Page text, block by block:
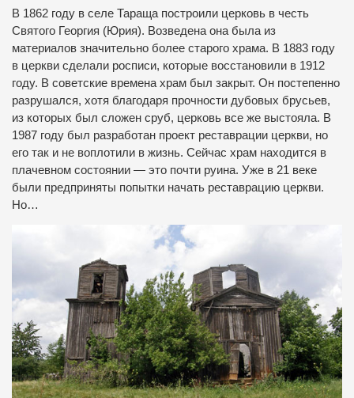
В 1862 году в селе Тараща построили церковь в честь
Святого Георгия (Юрия). Возведена она была из
материалов значительно более старого храма. В 1883 году
в церкви сделали росписи, которые восстановили в 1912
году. В советские времена храм был закрыт. Он постепенно
разрушался, хотя благодаря прочности дубовых брусьев,
из которых был сложен сруб, церковь все же выстояла. В
1987 году был разработан проект реставрации церкви, но
его так и не воплотили в жизнь. Сейчас храм находится в
плачевном состоянии — это почти руина. Уже в 21 веке
были предприняты попытки начать реставрацию церкви.
Но…